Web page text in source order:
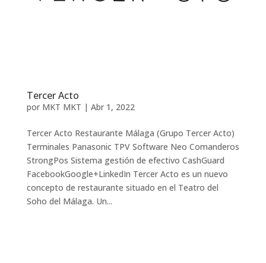
Tercer Acto
por MKT MKT | Abr 1, 2022
Tercer Acto Restaurante Málaga (Grupo Tercer Acto)
Terminales Panasonic TPV Software Neo Comanderos
StrongPos Sistema gestión de efectivo CashGuard
FacebookGoogle+LinkedIn Tercer Acto es un nuevo
concepto de restaurante situado en el Teatro del
Soho del Málaga. Un...